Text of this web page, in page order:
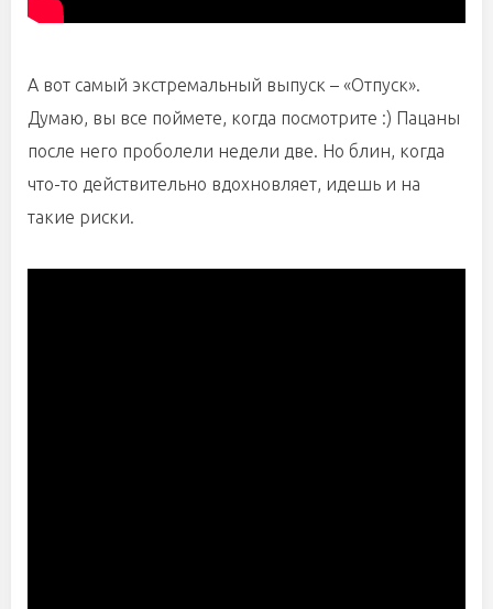
А вот самый экстремальный выпуск – «Отпуск».
Думаю, вы все поймете, когда посмотрите :) Пацаны
после него проболели недели две. Но блин, когда
что-то действительно вдохновляет, идешь и на
такие риски.